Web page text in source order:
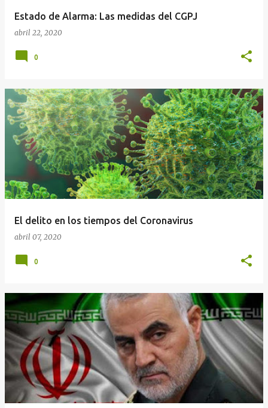
Estado de Alarma: Las medidas del CGPJ
abril 22, 2020
0
El delito en los tiempos del Coronavirus
abril 07, 2020
0